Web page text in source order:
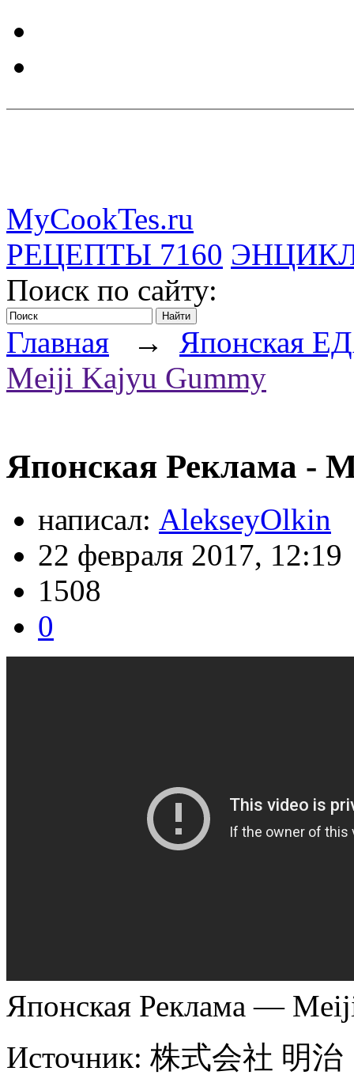
MyCookTes.ru
РЕЦЕПТЫ 7160
Поиск по сайту:
Главная → Японская
Meiji Kajyu Gummy
Японская Реклама -
написал: AlekseyOlkin
22 февраля 2017, 12:19
1508
0
Японская Реклама —
Источник: 株式会社 明治